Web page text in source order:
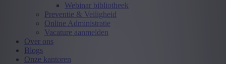
Webinar bibliotheek
Preventie & Veiligheid
Online Administratie
Vacature aanmelden
Over ons
Blogs
Onze kantoren